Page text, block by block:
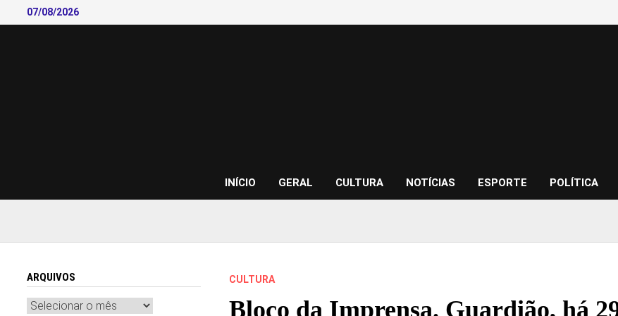
to
07/08/2026
INÍCIO GERAL CULTURA NOTÍCIAS ESPORTE POLÍTICA
CULTURA
Bloco da Imprensa. Guardião, há
ARQUIVOS
Arquivos